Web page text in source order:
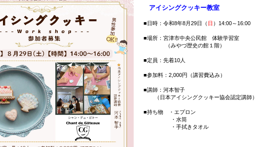
アイシングクッキー教室
■日時：令和8年8月29日（日 ）14:00～16:00
■場所：宮津市中央公民館 体験学習室
（みやづ歴史の館１階）
■定員：先着10人
■参加料：2,000円（講習費込み）
■講師：河本智子
（日本アイシングクッキー協会認定講師）
■持ち物 ・エプロン
・水筒
・手拭きタオル